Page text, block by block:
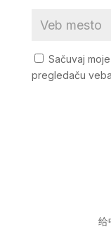
Sačuvaj
pregledaču
给